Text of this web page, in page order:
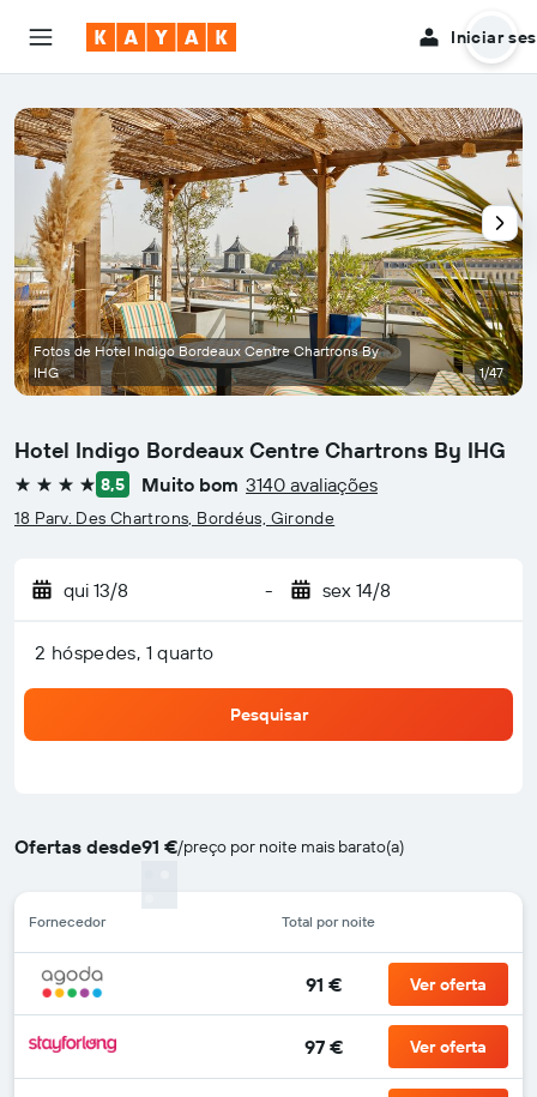
Iniciar
Hotel Indigo Bordeaux Centre Chartrons By IHG
4 estrelas 8,5 Muito bom 3140 avaliações
18 Parv. Des Chartrons, Bordéus, Gironde
qui 13/8 - sex 14/8
2 hóspedes, 1 quarto
Pesquisar
Ofertas desde91 €/preço por noite mais barato(a)
Fornecedor Total por noite
91 € Ver oferta
97 € Ver oferta
Fotos de Hotel Indigo Bordeaux Centre Chartrons By
IHG
1/47